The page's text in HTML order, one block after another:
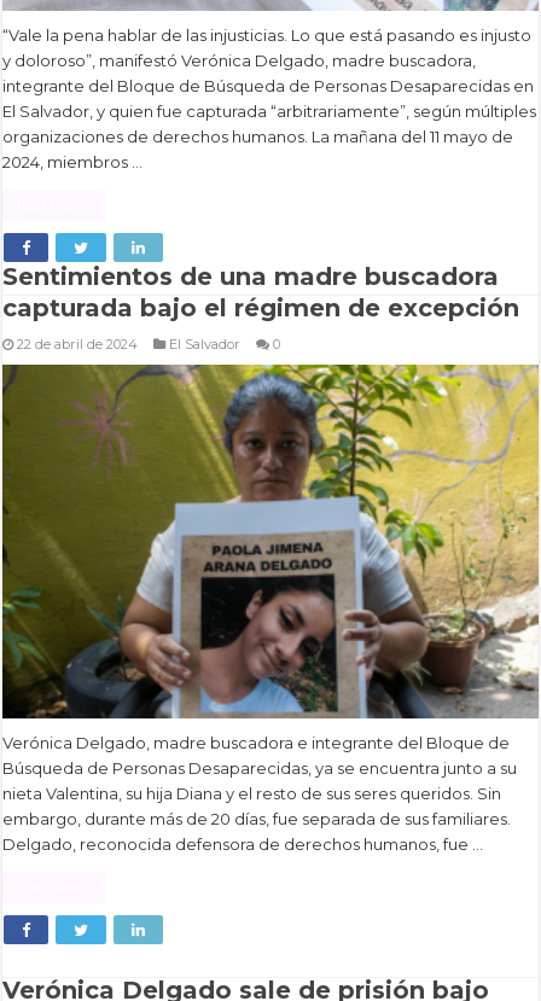
“Vale la pena hablar de las injusticias. Lo que está pasando es injusto
y doloroso”, manifestó Verónica Delgado, madre buscadora,
integrante del Bloque de Búsqueda de Personas Desaparecidas en
El Salvador, y quien fue capturada “arbitrariamente”, según múltiples
organizaciones de derechos humanos. La mañana del 11 mayo de
2024, miembros …
Sentimientos de una madre buscadora
capturada bajo el régimen de excepción
22 de abril de 2024 El Salvador 0
Verónica Delgado, madre buscadora e integrante del Bloque de
Búsqueda de Personas Desaparecidas, ya se encuentra junto a su
nieta Valentina, su hija Diana y el resto de sus seres queridos. Sin
embargo, durante más de 20 días, fue separada de sus familiares.
Delgado, reconocida defensora de derechos humanos, fue …
Verónica Delgado sale de prisión bajo